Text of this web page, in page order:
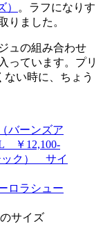
。ラフになりす
りました。
ュの組み合わせ
っています。プリ
い時に、ちょう
バーンズア
￥12,100-
ック） サイ
ロラシュー
サイズ